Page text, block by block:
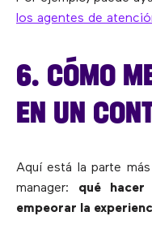
los agentes de
6. CÓMO
EN UN
Aquí está la parte
manager: qué
empeorar la